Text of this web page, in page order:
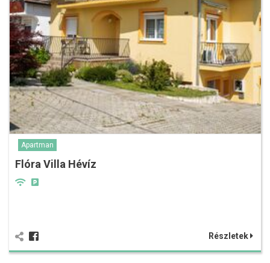
Apartman
Flóra Villa Hévíz
Részletek